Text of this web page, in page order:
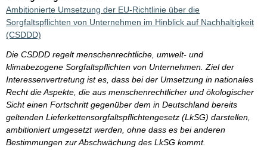
Ambitionierte Umsetzung der EU-Richtlinie über die
Sorgfaltspflichten von Unternehmen im Hinblick auf Nachhaltigkeit
(CSDDD)
Die CSDDD regelt menschenrechtliche, umwelt- und
klimabezogene Sorgfaltspflichten von Unternehmen. Ziel der
Interessenvertretung ist es, dass bei der Umsetzung in nationales
Recht die Aspekte, die aus menschenrechtlicher und ökologischer
Sicht einen Fortschritt gegenüber dem in Deutschland bereits
geltenden Lieferkettensorgfaltspflichtengesetz (LkSG) darstellen,
ambitioniert umgesetzt werden, ohne dass es bei anderen
Bestimmungen zur Abschwächung des LkSG kommt.